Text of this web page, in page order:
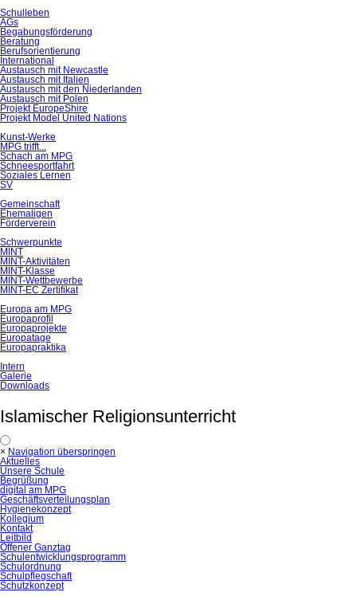
Schulleben
AGs
Begabungsförderung
Beratung
Berufsorientierung
International
Austausch mit Newcastle
Austausch mit Italien
Austausch mit den Niederlanden
Austausch mit Polen
Projekt EuropeShire
Projekt Model United Nations
Kunst-Werke
MPG trifft...
Schach am MPG
Schneesportfahrt
Soziales Lernen
SV
Gemeinschaft
Ehemaligen
Förderverein
Schwerpunkte
MINT
MINT-Aktivitäten
MINT-Klasse
MINT-Wettbewerbe
MINT-EC Zertifikat
Europa am MPG
Europaprofil
Europaprojekte
Europatage
Europapraktika
Intern
Galerie
Downloads
Islamischer Religionsunterricht
× Navigation überspringen
Aktuelles
Unsere Schule
Begrüßung
digital am MPG
Geschäftsverteilungsplan
Hygienekonzept
Kollegium
Kontakt
Leitbild
Offener Ganztag
Schulentwicklungsprogramm
Schulordnung
Schulpflegschaft
Schutzkonzept